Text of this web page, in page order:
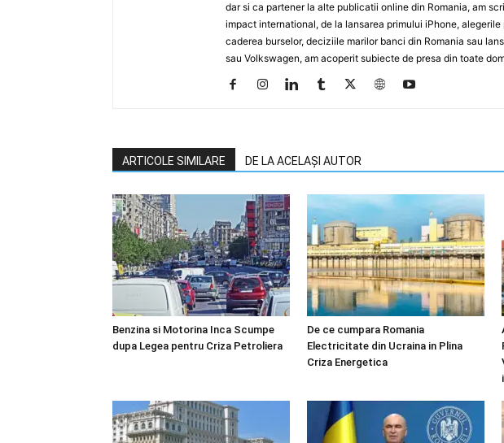
dar si ca partener la alte publicatii online din Romania, am
impact international, de la lansarea primului iPhone,
caderea burselor, deciziile marilor banci din Romania sau
sau Volkswagen, am acoperit subiecte de presa din toate
ARTICOLE SIMILARE DE LA ACELAȘI AUTOR
Benzina si Motorina Inca Scumpe
dupa Legea pentru Criza Petroliera
De ce cumpara Romania
Electricitate din Ucraina in Plina
Criza Energetica